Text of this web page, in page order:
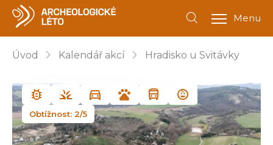
Menu
Úvod Kalendář akcí Hradisko u Svitávky
Obtížnost: 2/5